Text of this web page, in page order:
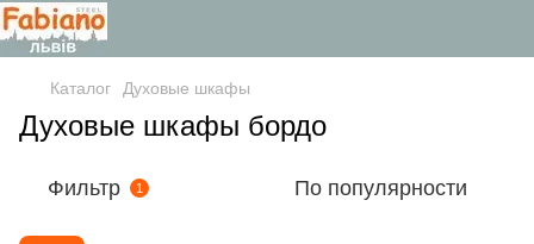
Каталог Духовые шкафы
Духовые шкафы бордо
Фильтр 1 По популярности